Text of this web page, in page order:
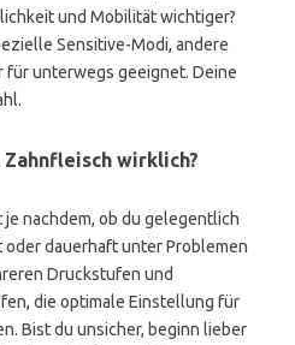
und Mobilität wichtiger?
Sensitive-Modi, andere
für unterwegs geeignet. Deine
wirklich?
nachdem, ob du gelegentlich
dauerhaft unter Problemen
Druckstufen und
die optimale Einstellung für
Bist du unsicher, beginn lieber